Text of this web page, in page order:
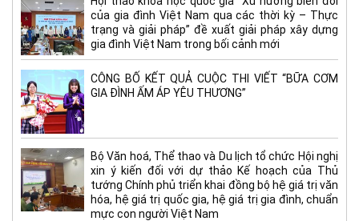
của gia đình Việt Nam qua các thời kỳ – Thực
trạng và giải pháp” đề xuất giải pháp xây dựng
gia đình Việt Nam trong bối cảnh mới
CÔNG BỐ KẾT QUẢ CUỘC THI VIẾT “BỮA CƠM
GIA ĐÌNH ẤM ÁP YÊU THƯƠNG”
Bộ Văn hoá, Thể thao và Du lịch tổ chức Hội nghị
xin ý kiến đối với dự thảo Kế hoạch của Thủ
tướng Chính phủ triển khai đồng bộ hệ giá trị văn
hóa, hệ giá trị quốc gia, hệ giá trị gia đình, chuẩn
mực con người Việt Nam